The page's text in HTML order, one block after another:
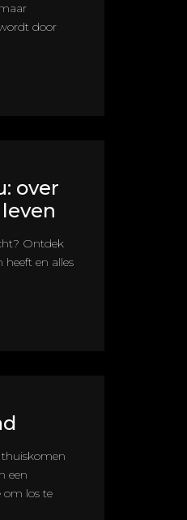
door
over
Ontdek
en alles
een
om los te